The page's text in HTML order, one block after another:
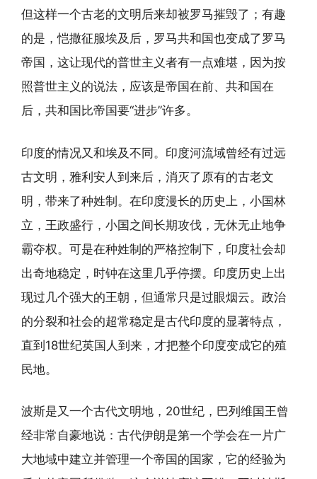
但这样一个古老的文明后来却被罗马摧毁了；有趣
的是，恺撒征服埃及后，罗马共和国也变成了罗马
帝国，这让现代的普世主义者有一点难堪，因为按
照普世主义的说法，应该是帝国在前、共和国在
后，共和国比帝国要“进步”许多。
印度的情况又和埃及不同。印度河流域曾经有过远
古文明，雅利安人到来后，消灭了原有的古老文
明，带来了种姓制。在印度漫长的历史上，小国林
立，王政盛行，小国之间长期攻伐，无休无止地争
霸夺权。可是在种姓制的严格控制下，印度社会却
出奇地稳定，时钟在这里几乎停摆。印度历史上出
现过几个强大的王朝，但通常只是过眼烟云。政治
的分裂和社会的超常稳定是古代印度的显著特点，
直到18世纪英国人到来，才把整个印度变成它的殖
民地。
波斯是又一个古代文明地，20世纪，巴列维国王曾
经非常自豪地说：古代伊朗是第一个学会在一片广
大地域中建立并管理一个帝国的国家，它的经验为